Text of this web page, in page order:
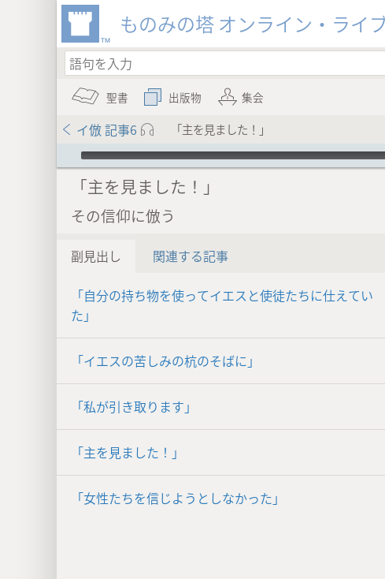
ものみの塔 オンライン・ライ
聖書 出版物 集会
イ倣 記事6 「主を見ました！」
Audio Player
「主を見ました！」
その信仰に倣う
副見出し 関連する記事
「自分の持ち物を使ってイエスと使徒たちに仕えてい
た」
「イエスの苦しみの杭のそばに」
「私が引き取ります」
「主を見ました！」
「女性たちを信じようとしなかった」